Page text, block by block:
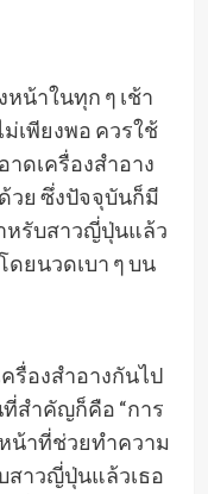
น้าในทุก ๆ เช้า
เพียงพอ ควรใช้
ดเครื่องสำอาง
วย ซึ่งปัจจุบันก็มี
หรับสาวญี่ปุ่นแล้ว
ดยนวดเบา ๆ บน
ครื่องสำอางกันไป
สำคัญก็คือ “การ
น้าที่ช่วยทำความ
สาวญี่ปุ่นแล้วเธอ